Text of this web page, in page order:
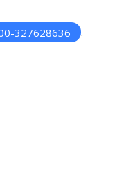
327628636 .